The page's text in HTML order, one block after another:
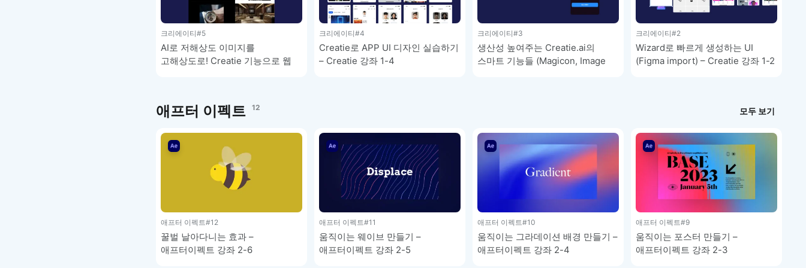
크리에이티#5
AI로 저해상도 이미지를
고해상도로! Creatie 기능으로 웹
크리에이티#4
Creatie로 APP UI 디자인 실습하기
– Creatie 강좌 1-4
크리에이티#3
생산성 높여주는 Creatie.ai의
스마트 기능들 (Magicon, Image
크리에이티#2
Wizard로 빠르게 생성하는 UI
(Figma import) – Creatie 강좌 1-2
애프터 이펙트 12 모두 보기
애프터 이펙트#12
꿀벌 날아다니는 효과 –
애프터이펙트 강좌 2-6
애프터 이펙트#11
움직이는 웨이브 만들기 –
애프터이펙트 강좌 2-5
애프터 이펙트#10
움직이는 그라데이션 배경 만들기 –
애프터이펙트 강좌 2-4
애프터 이펙트#9
움직이는 포스터 만들기 –
애프터이펙트 강좌 2-3